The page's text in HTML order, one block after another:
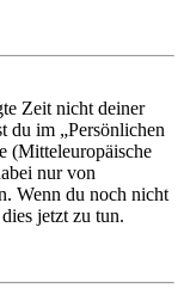
Zeit nicht deiner
du im „Persönlichen
(Mitteleuropäische
nur von
Wenn du noch nicht
jetzt zu tun.